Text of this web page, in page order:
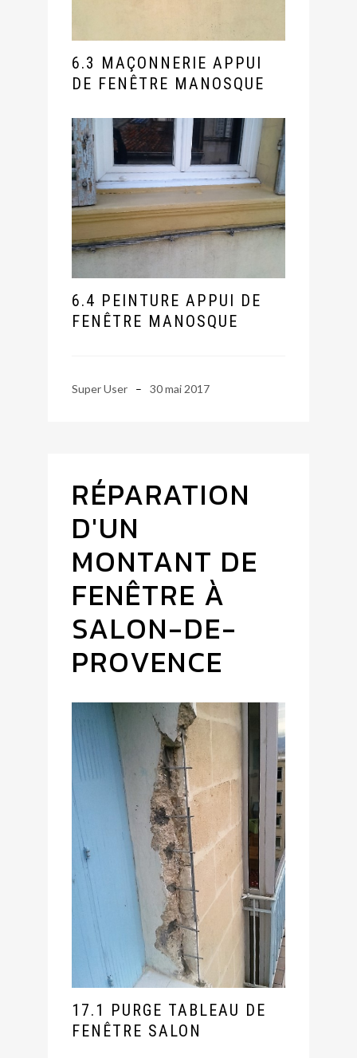
6.3 MAÇONNERIE APPUI
DE FENÊTRE MANOSQUE
6.4 PEINTURE APPUI DE
FENÊTRE MANOSQUE
Super User 30 mai 2017
RÉPARATION
D'UN
MONTANT DE
FENÊTRE À
SALON-DE-
PROVENCE
17.1 PURGE TABLEAU DE
FENÊTRE SALON